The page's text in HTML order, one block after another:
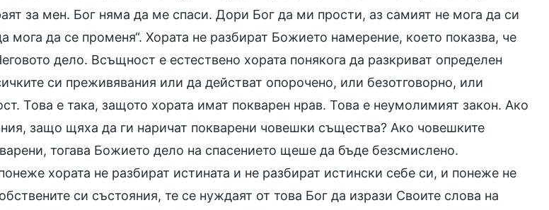
за мен. Бог няма да ме спаси. Дори Бог да ми прости, аз самият не мога да си
мога да се променя“. Хората не разбират Божието намерение, което показва, че
дело. Всъщност е естествено хората понякога да разкриват определен
си преживявания или да действат опорочено, или безотговорно, или
Това е така, защото хората имат покварен нрав. Това е неумолимият закон. Ако
защо щяха да ги наричат покварени човешки същества? Ако човешките
тогава Божието дело на спасението щеше да бъде безсмислено.
хората не разбират истината и не разбират истински себе си, и понеже не
си състояния, те се нуждаят от това Бог да изрази Своите слова на